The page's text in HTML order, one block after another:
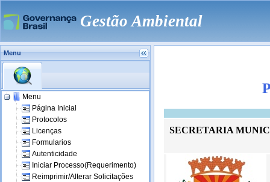
Gestão Ambiental
Menu
Menu
Página Inicial
Protocolos
Licenças
Formularios
Autenticidade
Iniciar Processo(Requerimento)
Reimprimir/Alterar Solicitações
SECRETARIA